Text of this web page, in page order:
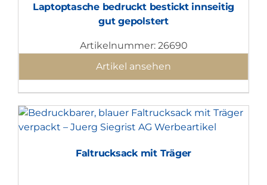
Laptoptasche bedruckt bestickt innseitig
gut gepolstert
Artikelnummer: 26690
Artikel ansehen
Faltrucksack mit Träger